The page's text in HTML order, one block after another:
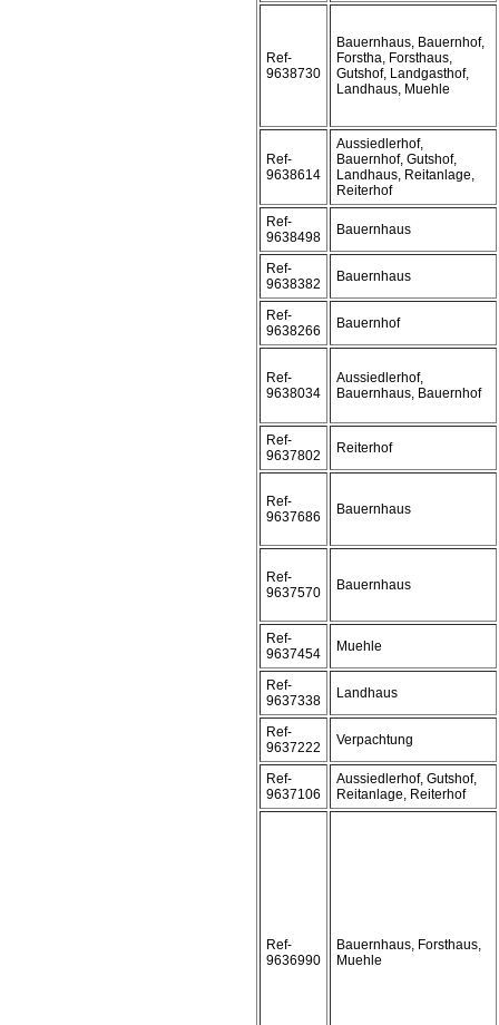
Ref-
9638730
Bauernhaus, Bauernhof,
Forstha, Forsthaus,
Gutshof, Landgasthof,
Landhaus, Muehle
Ref-
9638614
Aussiedlerhof,
Bauernhof, Gutshof,
Landhaus, Reitanlage,
Reiterhof
Ref-
9638498
Bauernhaus
Ref-
9638382
Bauernhaus
Ref-
9638266
Bauernhof
Ref-
9638034
Aussiedlerhof,
Bauernhaus, Bauernhof
Ref-
9637802
Reiterhof
Ref-
9637686
Bauernhaus
Ref-
9637570
Bauernhaus
Ref-
9637454
Muehle
Ref-
9637338
Landhaus
Ref-
9637222
Verpachtung
Ref-
9637106
Aussiedlerhof, Gutshof,
Reitanlage, Reiterhof
Ref-
9636990
Bauernhaus, Forsthaus,
Muehle